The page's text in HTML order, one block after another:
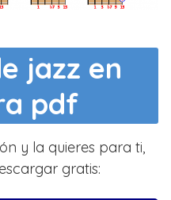
jazz en
pdf
y la quieres para ti,
gratis: